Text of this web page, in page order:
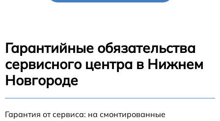
Гарантийные обязательства
сервисного центра в Нижнем
Новгороде
Гарантия от сервиса: на смонтированные